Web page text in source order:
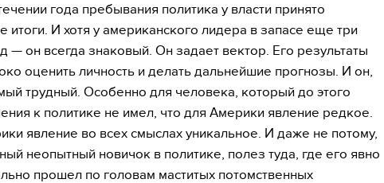
года пребывания политика у власти принято
итоги. И хотя у американского лидера в запасе еще три
— он всегда знаковый. Он задает вектор. Его результаты
оценить личность и делать дальнейшие прогнозы. И он,
трудный. Особенно для человека, который до этого
к политике не имел, что для Америки явление редкое.
явление во всех смыслах уникальное. И даже не потому,
неопытный новичок в политике, полез туда, где его явно
прошел по головам маститых потомственных